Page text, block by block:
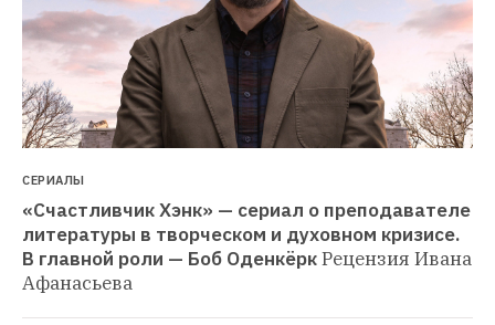
СЕРИАЛЫ
«Счастливчик Хэнк» — сериал о преподавателе
литературы в творческом и духовном кризисе.
В главной роли — Боб ОденкёркРецензия Ивана
Афанасьева